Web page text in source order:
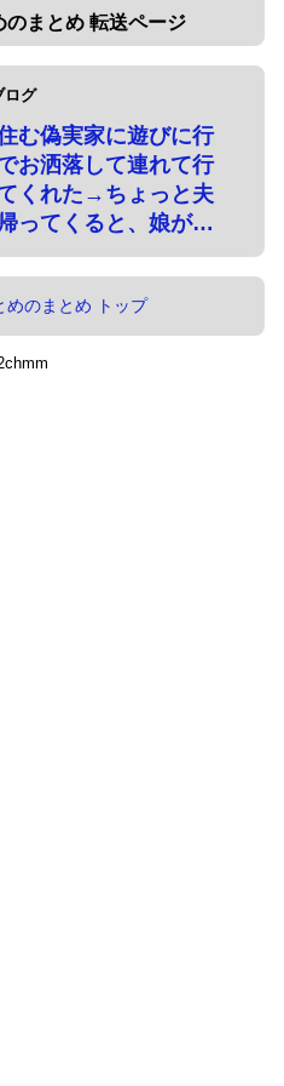
まとめ 転送ページ
ログ
む偽実家に遊びに行
お洒落して連れて行
くれた→ちょっと夫
ってくると、娘が…
めのまとめ トップ